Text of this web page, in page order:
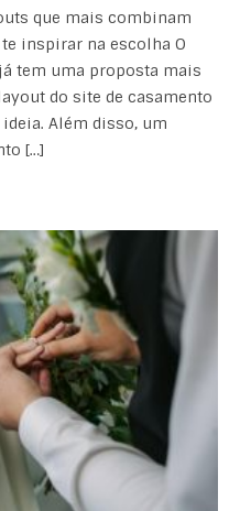
que mais combinam
inspirar na escolha O
tem uma proposta mais
do site de casamento
Além disso, um
[…]